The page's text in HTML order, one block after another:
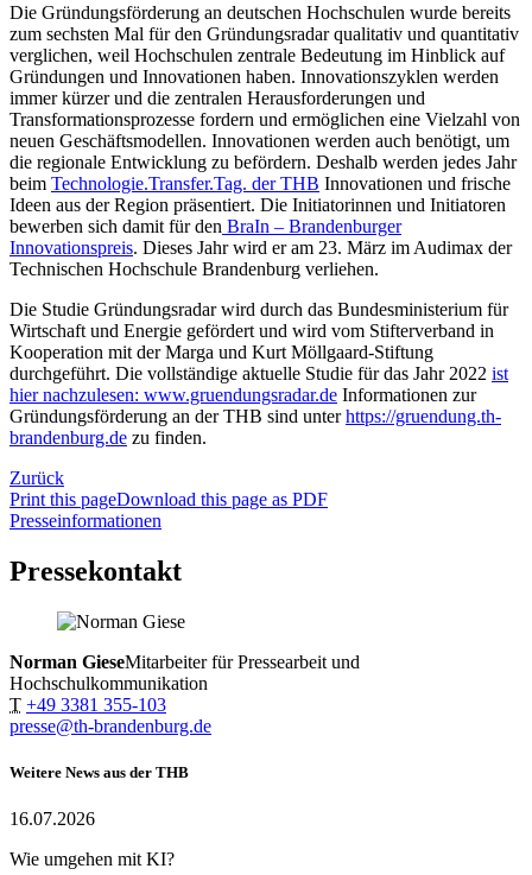
Die Gründungsförderung an deutschen Hochschulen wurde bereits
zum sechsten Mal für den Gründungsradar qualitativ und quantitativ
verglichen, weil Hochschulen zentrale Bedeutung im Hinblick auf
Gründungen und Innovationen haben. Innovationszyklen werden
immer kürzer und die zentralen Herausforderungen und
Transformationsprozesse fordern und ermöglichen eine Vielzahl von
neuen Geschäftsmodellen. Innovationen werden auch benötigt, um
die regionale Entwicklung zu befördern. Deshalb werden jedes Jahr
beim Technologie.Transfer.Tag. der THB Innovationen und frische
Ideen aus der Region präsentiert. Die Initiatorinnen und Initiatoren
bewerben sich damit für den BraIn – Brandenburger
Innovationspreis. Dieses Jahr wird er am 23. März im Audimax der
Technischen Hochschule Brandenburg verliehen.
Die Studie Gründungsradar wird durch das Bundesministerium für
Wirtschaft und Energie gefördert und wird vom Stifterverband in
Kooperation mit der Marga und Kurt Möllgaard-Stiftung
durchgeführt. Die vollständige aktuelle Studie für das Jahr 2022 ist
hier nachzulesen: www.gruendungsradar.de Informationen zur
Gründungsförderung an der THB sind unterhttps://gruendung.th-
brandenburg.de zu finden.
Zurück
Print this pageDownload this page as PDF
Presseinformationen
Pressekontakt
Norman GieseMitarbeiter für Pressearbeit und
Hochschulkommunikation
T +49 3381 355-103
presse@th-brandenburg.de
Weitere News aus der THB
16.07.2026
Wie umgehen mit KI?